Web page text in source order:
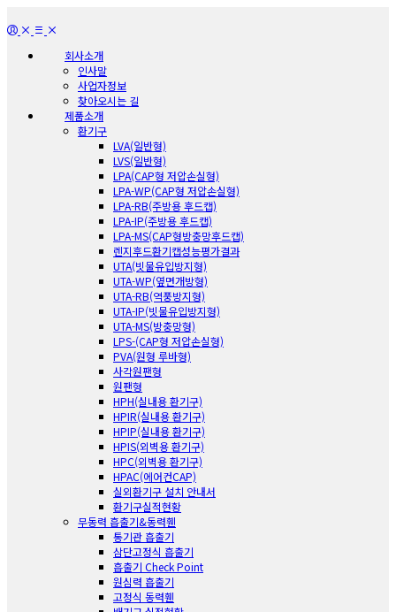
회사소개
인사말
사업자정보
찾아오시는 길
제품소개
환기구
LVA(일반형)
LVS(일반형)
LPA(CAP형 저압손실형)
LPA-WP(CAP형 저압손실형)
LPA-RB(주방용 후드캡)
LPA-IP(주방용 후드캡)
LPA-MS(CAP형방충망후드캡)
렌지후드환기캡성능평가결과
UTA(빗물유입방지형)
UTA-WP(옆면개방형)
UTA-RB(역풍방지형)
UTA-IP(빗물유입방지형)
UTA-MS(방충망형)
LPS-(CAP형 저압손실형)
PVA(원형 루바형)
사각원팬형
원팬형
HPH(실내용 환기구)
HPIR(실내용 환기구)
HPIP(실내용 환기구)
HPIS(외벽용 환기구)
HPC(외벽용 환기구)
HPAC(에어컨CAP)
실외환기구 설치 안내서
환기구실적현황
무동력 흡출기&동력휀
통기관 흡출기
삼단고정식 흡출기
흡출기 Check Point
원심력 흡출기
고정식 동력휀